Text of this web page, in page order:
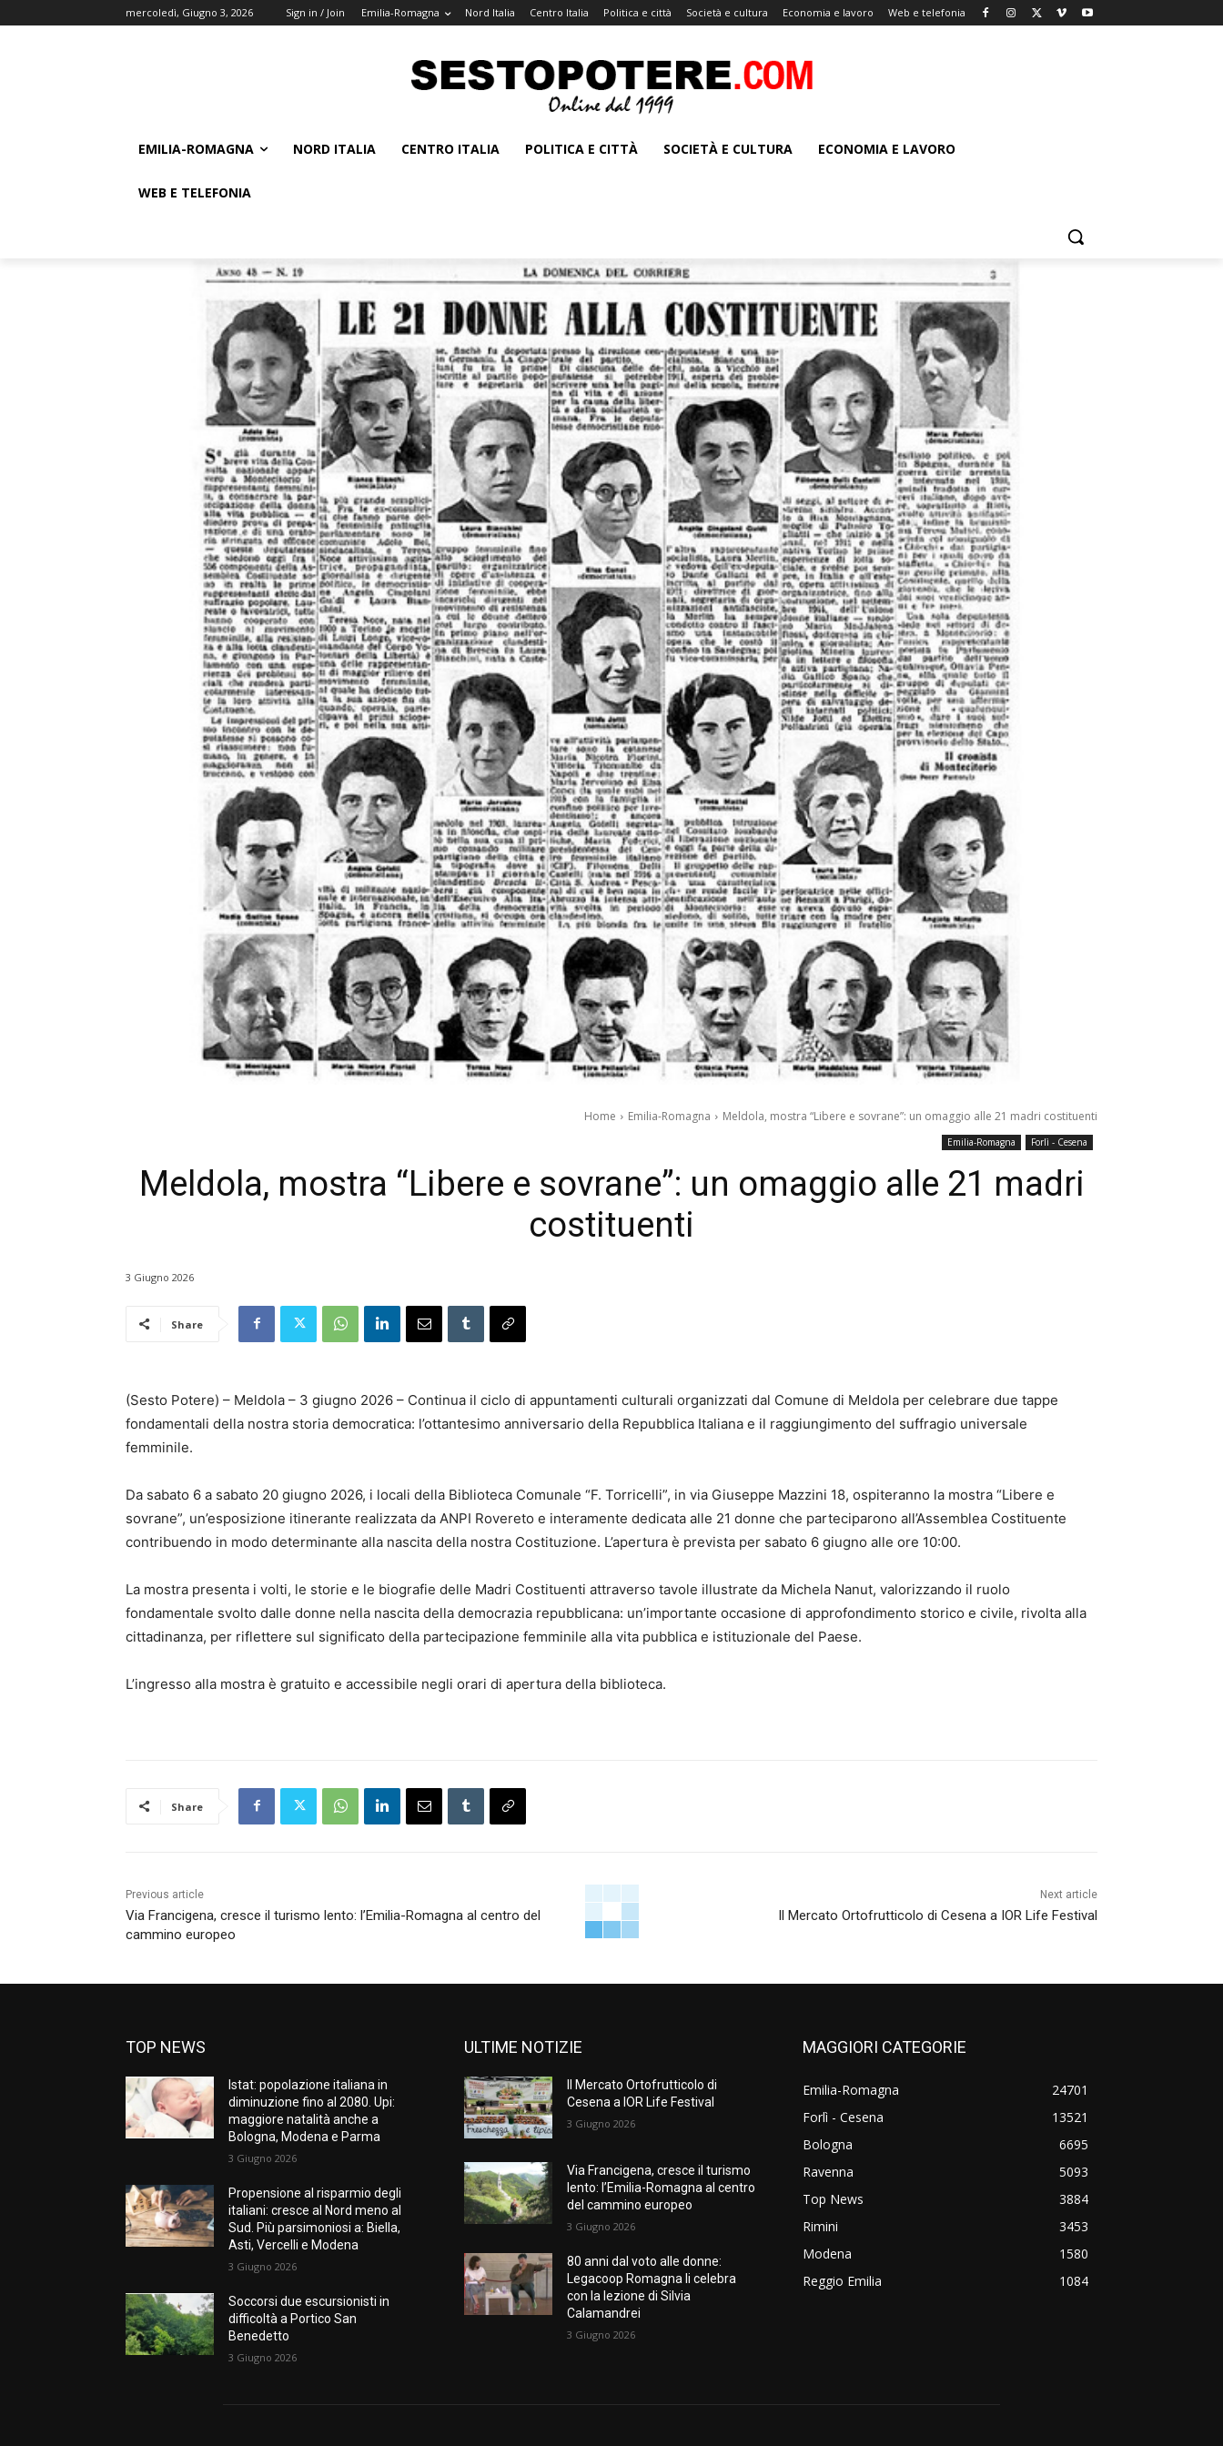
mercoledì, Giugno 3, 2026 Sign in / Join Emilia-Romagna Nord Italia Centro Italia Politica e città Società e cultura Economia e lavoro Web e telefonia
EMILIA-ROMAGNA NORD ITALIA CENTRO ITALIA POLITICA E CITTÀ SOCIETÀ E CULTURA ECONOMIA E LAVORO
WEB E TELEFONIA
Home Emilia-Romagna Meldola, mostra “Libere e sovrane”: un omaggio alle 21 madri costituenti
Emilia-Romagna Forlì - Cesena
Meldola, mostra “Libere e sovrane”: un omaggio alle 21 madri
costituenti
3 Giugno 2026
Share
(Sesto Potere) – Meldola – 3 giugno 2026 – Continua il ciclo di appuntamenti culturali organizzati dal Comune di Meldola per celebrare due tappe
fondamentali della nostra storia democratica: l’ottantesimo anniversario della Repubblica Italiana e il raggiungimento del suffragio universale
femminile.
Da sabato 6 a sabato 20 giugno 2026, i locali della Biblioteca Comunale “F. Torricelli”, in via Giuseppe Mazzini 18, ospiteranno la mostra “Libere e
sovrane”, un’esposizione itinerante realizzata da ANPI Rovereto e interamente dedicata alle 21 donne che parteciparono all’Assemblea Costituente
contribuendo in modo determinante alla nascita della nostra Costituzione. L’apertura è prevista per sabato 6 giugno alle ore 10:00.
La mostra presenta i volti, le storie e le biografie delle Madri Costituenti attraverso tavole illustrate da Michela Nanut, valorizzando il ruolo
fondamentale svolto dalle donne nella nascita della democrazia repubblicana: un’importante occasione di approfondimento storico e civile, rivolta alla
cittadinanza, per riflettere sul significato della partecipazione femminile alla vita pubblica e istituzionale del Paese.
L’ingresso alla mostra è gratuito e accessibile negli orari di apertura della biblioteca.
Share
Previous article
Via Francigena, cresce il turismo lento: l’Emilia-Romagna al centro del
cammino europeo
Next article
Il Mercato Ortofrutticolo di Cesena a IOR Life Festival
TOP NEWS
Istat: popolazione italiana in
diminuzione fino al 2080. Upi:
maggiore natalità anche a
Bologna, Modena e Parma
3 Giugno 2026
Propensione al risparmio degli
italiani: cresce al Nord meno al
Sud. Più parsimoniosi a: Biella,
Asti, Vercelli e Modena
3 Giugno 2026
Soccorsi due escursionisti in
difficoltà a Portico San
Benedetto
3 Giugno 2026
ULTIME NOTIZIE
Il Mercato Ortofrutticolo di
Cesena a IOR Life Festival
3 Giugno 2026
Via Francigena, cresce il turismo
lento: l’Emilia-Romagna al centro
del cammino europeo
3 Giugno 2026
80 anni dal voto alle donne:
Legacoop Romagna li celebra
con la lezione di Silvia
Calamandrei
3 Giugno 2026
MAGGIORI CATEGORIE
Emilia-Romagna
24701
Forlì - Cesena
13521
Bologna
6695
Ravenna
5093
Top News
3884
Rimini
3453
Modena
1580
Reggio Emilia
1084